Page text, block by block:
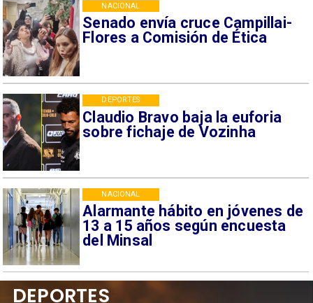
Senado envía cruce Campillai-
Flores a Comisión de Ética
NACIONAL
Claudio Bravo baja la euforia
sobre fichaje de Vozinha
DEPORTES
Alarmante hábito en jóvenes de
13 a 15 años según encuesta
del Minsal
NACIONAL
DEPORTES